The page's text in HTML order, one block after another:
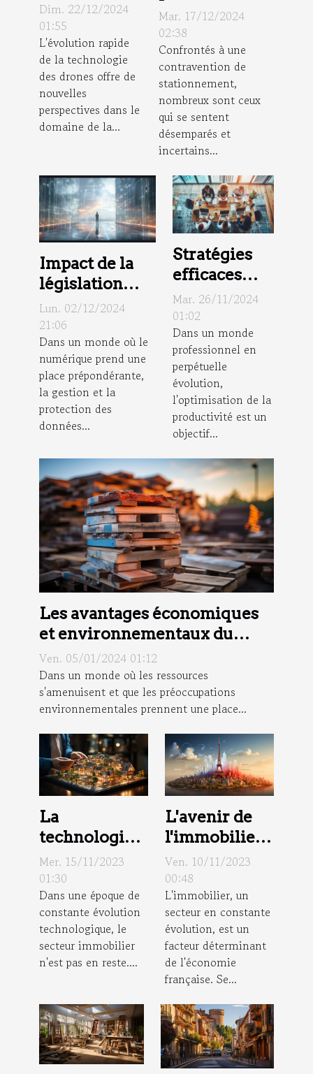
de
l'utilisation
des drones
dans la
surveillance
Dim. 22/12/2024
01:55
L'évolution rapide
de la technologie
des drones offre de
nouvelles
perspectives dans le
domaine de la...
contester une
amende de
stationnement
: conseils
légaux
Mar. 17/12/2024
02:38
Confrontés à une
contravention de
stationnement,
nombreux sont ceux
qui se sentent
désemparés et
incertains...
Impact de la
législation
européenne
sur la
confidentialité
des données
Lun. 02/12/2024
21:06
Dans un monde où le
numérique prend une
place prépondérante,
la gestion et la
protection des
données...
Stratégies
efficaces
pour
améliorer la
productivité
en
entreprise
Mar. 26/11/2024
01:02
Dans un monde
professionnel en
perpétuelle
évolution,
l'optimisation de la
productivité est un
objectif...
Les avantages économiques
et environnementaux du
recyclage des matériaux de
construction
Ven. 05/01/2024 01:12
Dans un monde où les ressources
s'amenuisent et que les préoccupations
environnementales prennent une place...
La
technologie
dans le
domaine
immobilier :
Impact sur
les agences
immobilières
Mer. 15/11/2023
01:30
Dans une époque de
constante évolution
technologique, le
secteur immobilier
n'est pas en reste....
L'avenir de
l'immobilier
en France:
tendances et
prévisions
Ven. 10/11/2023
00:48
L'immobilier, un
secteur en constante
évolution, est un
facteur déterminant
de l'économie
française. Se...